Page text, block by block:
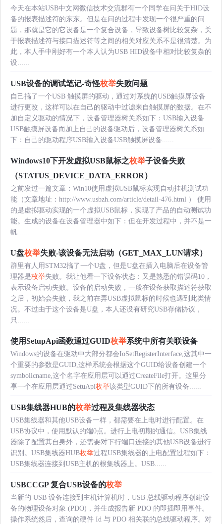
今天在本站USB中文网微信技术交流群有一个同学在问关于HID设
备的报表描述符的东东。但是在问的过程中发现一个很严重的问
题，那就是它的它设备是一个复合设备，导致设备树比较复杂，关
于报表描述符与接口描述符等之间的相关对应关系不是很清楚。为
此，本人手中刚好有一个本人认为USB HID设备中相对比较复杂的
设......
USB设备的调试笔记-奇怪枚举失败问题
自己搞了一个USB 触摸屏的驱动，通过对系统的USB触摸屏设备
进行更改，这样可以在自己的驱动中过滤来自触摸屏的数据。在不
加自定义驱动的情况下，设备管理器树关系如下：USB输入设备
USB触摸屏设备而加上自己的设备驱动后，设备管理器树关系如
下：自己的驱动程序USB输入设备USB触摸屏设备......
Windows10下开发虚拟USB鼠标之枚举子设备失败
（STATUS_DEVICE_DATA_ERROR）
之前发过一篇文章：Win10使用虚拟USB鼠标实现自动挂机测试功
能（文章地址：http://www.usbzh.com/article/detail-476.html ） 使用
的是虚拟驱动实现的一个虚拟USB鼠标，实现了产品的自动测试功
能。生成的设备在设备管理器中如下：但在开发过程中，并不是一
帆......
U盘枚举失败-该设备无法启动（GET_MAX_LUN请求）
群里有人用STM32搞了一个U盘，但是U盘在插入电脑后在设备管
理器是枚举失败。我让他看一下设备状态：又是熟悉的错误码10，
表示设备启动失败。设备的启动失败，一般在设备获取描述符获取
之后，初始会失败，我之前在弄USB虚拟鼠标的时候也遇到此类情
况。不过由于这个设备是U盘，本人还没有研究USB存储协议，
只......
使用SetupApi函数通过GUID枚举系统中所有关联设备
Windows的设备在驱动中大部分都会IoSetRegisterInterface,这其中一
个重要的参数是GUID,这样系统会根据这个GUID给设备创建一个
symbolicname,这个名字在应用层可以通过CreateFile打开。这里分
享一个在应用层通过SetuApi枚举该类型GUID下的所有设备......
USB集线器HUB的枚举过程及集线器状态
USB集线器和其他USB设备一样，都需要在上电时进行配置。在
USB协议中，使用默认的端0点。进行上电初期的通信。USB集线
器除了配置其自身外，还需要对下行端口连接的其他USB设备进行
识别。USB集线器HUB枚举过程USB集线器的上电配置过程如下：
USB集线器连接到USB主机的根集线器上。USB......
USBCCGP 复合USB设备的枚举
当新的 USB 设备连接到主机计算机时，USB 总线驱动程序创建设
备的物理设备对象 (PDO)，并生成报告新 PDO 的即插即用事件。
操作系统然后，查询的硬件 Id 与 PDO 相关联的总线驱动程序。对